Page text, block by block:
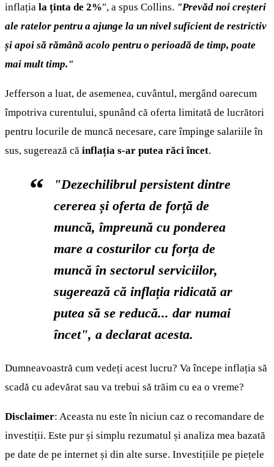
inflația la ținta de 2%", a spus Collins. "Prevăd noi creșteri
ale ratelor pentru a ajunge la un nivel suficient de restrictiv
și apoi să rămână acolo pentru o perioadă de timp, poate
mai mult timp."
Jefferson a luat, de asemenea, cuvântul, mergând oarecum
împotriva curentului, spunând că oferta limitată de lucrători
pentru locurile de muncă necesare, care împinge salariile în
sus, sugerează că inflația s-ar putea răci încet.
"Dezechilibrul persistent dintre
cererea și oferta de forță de
muncă, împreună cu ponderea
mare a costurilor cu forța de
muncă în sectorul serviciilor,
sugerează că inflația ridicată ar
putea să se reducă... dar numai
încet", a declarat acesta.
Dumneavoastră cum vedeți acest lucru? Va începe inflația să
scadă cu adevărat sau va trebui să trăim cu ea o vreme?
Disclaimer: Aceasta nu este în niciun caz o recomandare de
investiții. Este pur și simplu rezumatul și analiza mea bazată
pe date de pe internet și din alte surse. Investițiile pe piețele